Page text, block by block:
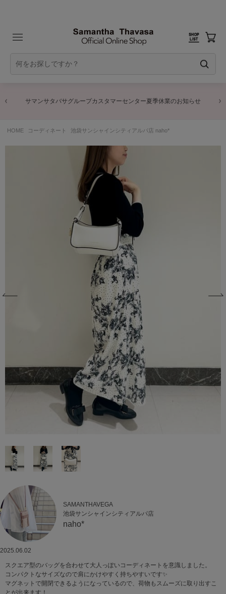
サマンサタバサグループカスタマーセンター夏季休業のお知らせ
HOME コーディネート 池袋サンシャインシティアルパ店 naho*
SAMANTHAVEGA
池袋サンシャインシティアルパ店
naho*
2025.06.02
スクエア型のバッグを合わせて大人っぽいコーディネートを意識しました。
コンパクトなサイズなので肩にかけやすく持ちやすいです✨️
マグネットで開閉できるようになっているので、荷物もスムーズに取り出すこ
とが出来ます！